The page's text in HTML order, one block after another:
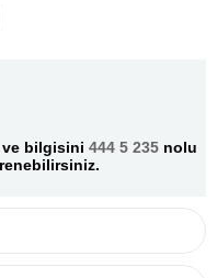
ve bilgisini 444 5 235 nolu